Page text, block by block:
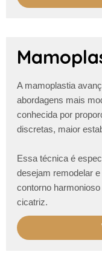
A mamoplastia
abordagens mais
conhecida por
discretas, maior
Essa técnica é
desejam remodelar
contorno harmonioso
cicatriz.